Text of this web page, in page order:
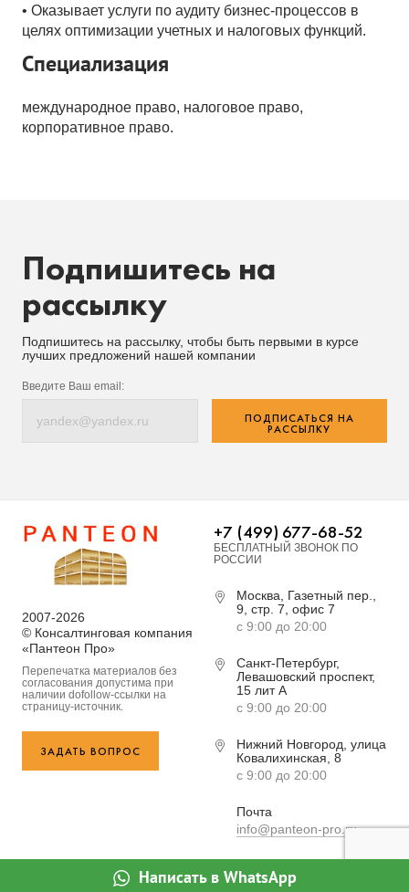
• Оказывает услуги по аудиту бизнес-процессов в
целях оптимизации учетных и налоговых функций.
Специализация
международное право, налоговое право,
корпоративное право.
Подпишитесь на
рассылку
Подпишитесь на рассылку, чтобы быть первыми в курсе
лучших предложений нашей компании
Введите Ваш email:
ПОДПИСАТЬСЯ НА
РАССЫЛКУ
2007-2026
© Консалтинговая компания
«Пантеон Про»
Перепечатка материалов без
согласования допустима при
наличии dofollow-ссылки на
страницу-источник.
ЗАДАТЬ ВОПРОС
+7 (499) 677-68-52
БЕСПЛАТНЫЙ ЗВОНОК ПО
РОССИИ
Москва, Газетный пер.,
9, стр. 7, офис 7
с 9:00 до 20:00
Санкт-Петербург,
Левашовский проспект,
15 лит А
с 9:00 до 20:00
Нижний Новгород, улица
Ковалихинская, 8
с 9:00 до 20:00
Почта
info@panteon-pro.ru
Написать в WhatsApp